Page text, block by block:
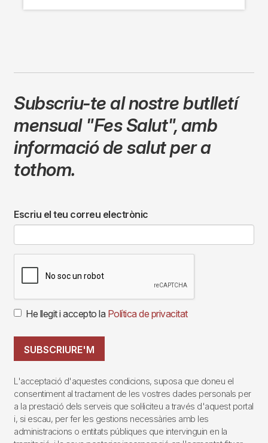
Subscriu-te al nostre butlletí
mensual "Fes Salut",amb
informació de salut per a
tothom.
Escriu el teu correu electrònic
He llegit i accepto la Política de privacitat
SUBSCRIURE'M
L'acceptació d'aquestes condicions, suposa que doneu el
consentiment al tractament de les vostres dades personals per
a la prestació dels serveis que sol·liciteu a través d'aquest portal
i, si escau, per fer les gestions necessàries amb les
administracions o entitats públiques que intervinguin en la